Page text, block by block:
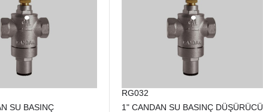
SU BASINÇ
RG032
1" CANDAN SU BASINÇ DÜŞÜRÜCÜ